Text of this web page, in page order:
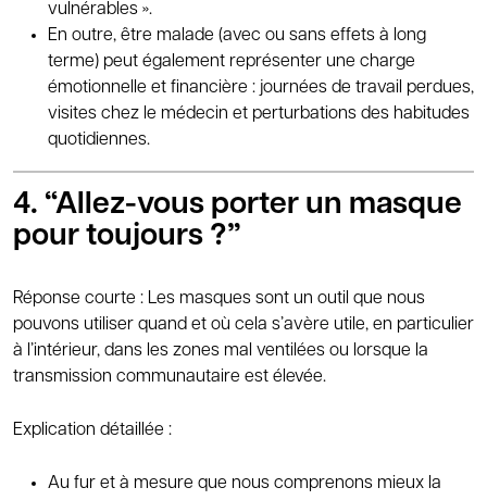
vulnérables ».
En outre, être malade (avec ou sans effets à long
terme) peut également représenter une charge
émotionnelle et financière : journées de travail perdues,
visites chez le médecin et perturbations des habitudes
quotidiennes.
4. “Allez-vous porter un masque
pour toujours ?”
Réponse courte : Les masques sont un outil que nous
pouvons utiliser quand et où cela s’avère utile, en particulier
à l’intérieur, dans les zones mal ventilées ou lorsque la
transmission communautaire est élevée.
Explication détaillée :
Au fur et à mesure que nous comprenons mieux la